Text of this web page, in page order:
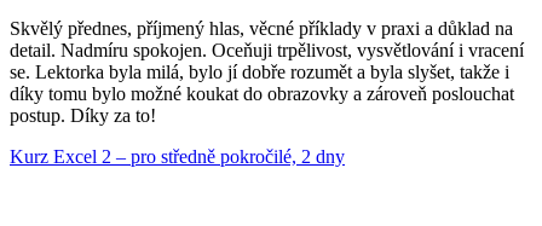
Skvělý přednes, příjmený hlas, věcné příklady v praxi a důklad na
detail. Nadmíru spokojen. Oceňuji trpělivost, vysvětlování i vracení
se. Lektorka byla milá, bylo jí dobře rozumět a byla slyšet, takže i
díky tomu bylo možné koukat do obrazovky a zároveň poslouchat
postup. Díky za to!
Kurz Excel 2 – pro středně pokročilé, 2 dny